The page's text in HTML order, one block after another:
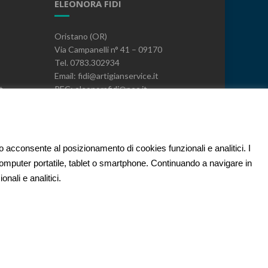
ELEONORA FIDI
Oristano (OR)
Via Campanelli n° 41 – 09170
Tel. 0783.302934
Email: fidi@artigianservice.it
PEC: eleonorafidi@pec.it
al posizionamento di cookies funzionali e analitici. I
portatile, tablet o smartphone. Continuando a navigare in
e analitici.